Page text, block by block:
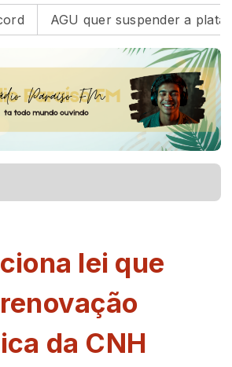
AGU quer suspender a
lei que
da CNH